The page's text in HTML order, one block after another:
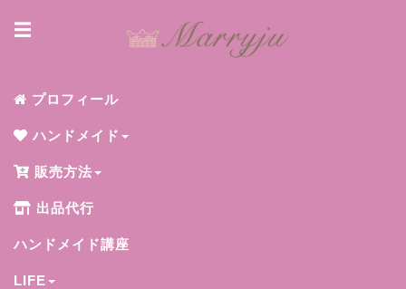
☰
プロフィール
ハンドメイド
販売方法
出品代行
ハンドメイド講座
LIFE